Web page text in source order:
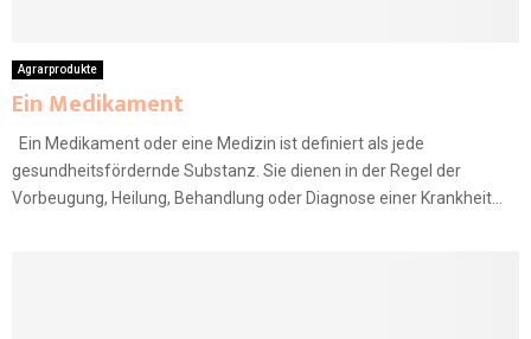
Agrarprodukte
Ein Medikament
Ein Medikament oder eine Medizin ist definiert als jede
gesundheitsfördernde Substanz. Sie dienen in der Regel der
Vorbeugung, Heilung, Behandlung oder Diagnose einer Krankheit...